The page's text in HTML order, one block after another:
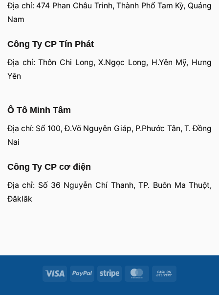
Địa chỉ: 474 Phan Châu Trinh, Thành Phố Tam Kỳ, Quảng
Nam
Công Ty CP Tín Phát
Địa chỉ: Thôn Chi Long, X.Ngọc Long, H.Yên Mỹ, Hưng
Yên
Ô Tô Minh Tâm
Địa chỉ: Số 100, Đ.Võ Nguyên Giáp, P.Phước Tân, T. Đồng
Nai
Công Ty CP cơ điện
Địa chỉ: Số 36 Nguyễn Chí Thanh, TP. Buôn Ma Thuột,
Đăklăk
Visa PayPal Stripe MasterCard